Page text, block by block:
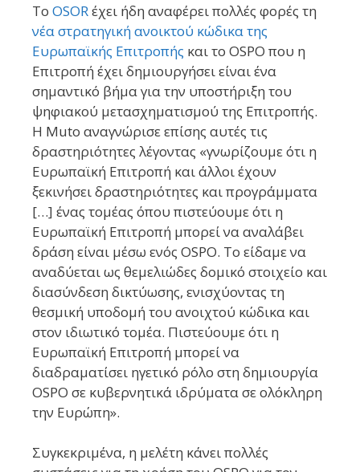
Το OSORέχει ήδη αναφέρει πολλές φορές τη
νέα στρατηγική ανοικτού κώδικα της
Ευρωπαϊκής Επιτροπής και το OSPO που η
Επιτροπή έχει δημιουργήσει είναι ένα
σημαντικό βήμα για την υποστήριξη του
ψηφιακού μετασχηματισμού της Επιτροπής.
Η Muto αναγνώρισε επίσης αυτές τις
δραστηριότητες λέγοντας «γνωρίζουμε ότι η
Ευρωπαϊκή Επιτροπή και άλλοι έχουν
ξεκινήσει δραστηριότητες και προγράμματα
[…] ένας τομέας όπου πιστεύουμε ότι η
Ευρωπαϊκή Επιτροπή μπορεί να αναλάβει
δράση είναι μέσω ενός OSPO. Το είδαμε να
αναδύεται ως θεμελιώδες δομικό στοιχείο και
διασύνδεση δικτύωσης, ενισχύοντας τη
θεσμική υποδομή του ανοιχτού κώδικα και
στον ιδιωτικό τομέα. Πιστεύουμε ότι η
Ευρωπαϊκή Επιτροπή μπορεί να
διαδραματίσει ηγετικό ρόλο στη δημιουργία
OSPO σε κυβερνητικά ιδρύματα σε ολόκληρη
την Ευρώπη».
Συγκεκριμένα, η μελέτη κάνει πολλές